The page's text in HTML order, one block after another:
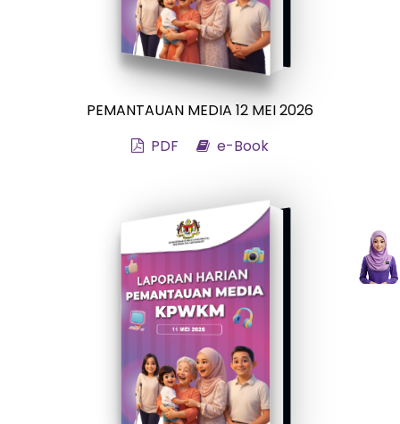
PEMANTAUAN MEDIA 12 MEI 2026
PDF
e-Book